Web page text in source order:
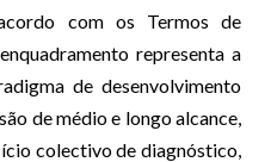
com os Termos de
representa a
de desenvolvimento
de médio e longo alcance,
colectivo de diagnóstico,